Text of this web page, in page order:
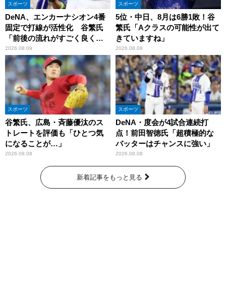
スポーツ
DeNA、エンカーナシオン4番
固定で打線が活性化 谷繁氏
「前後の流れがすごく良くな
りましたね」
2026.08.09
スポーツ
5位・中日、8月は6勝1敗！谷
繁氏「Aクラスの可能性が出て
きていますね」
2026.08.08
スポーツ
谷繁氏、広島・斉藤優汰のス
トレートを評価も「ひとつ気
になることが…」
2026.08.08
スポーツ
DeNA・度会が4試合連続打
点！前田智徳氏「超積極的な
バッターはチャンスに強い」
2026.08.08
新着記事をもっと見る